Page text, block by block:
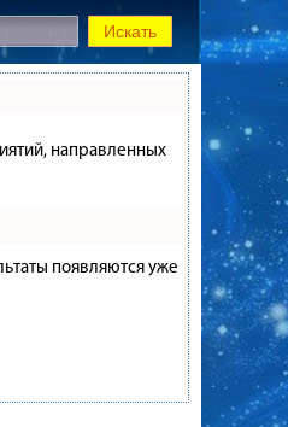
направленных
появляются уже